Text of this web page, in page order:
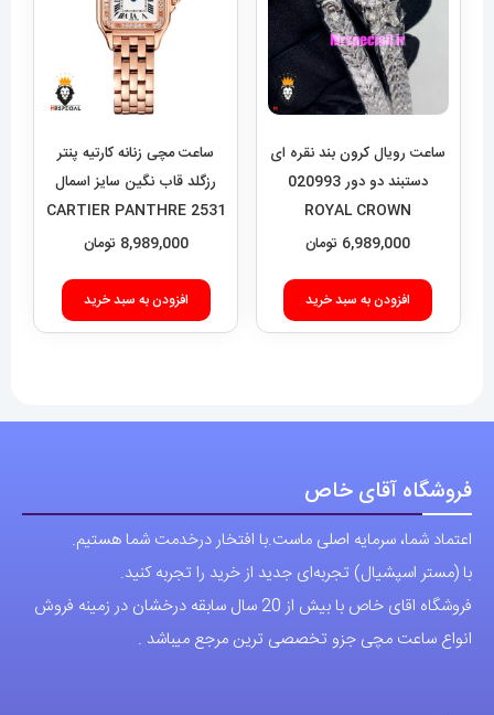
ساعت رویال کرون بند نقره ای
دستبند دو دور 020993
ROYAL CROWN
6,989,000 تومان
افزودن به سبد خرید
ساعت مچی زنانه کارتیه پنتر
رزگلد قاب نگین سایز اسمال
CARTIER PANTHRE 2531
8,989,000 تومان
افزودن به سبد خرید
فروشگاه آقای خاص
اعتماد شما، سرمایه اصلی ماست.با افتخار درخدمت شما هستیم.
با (مستر اسپشیال) تجربه‌ای جدید از خرید را تجربه کنید.
فروشگاه اقای خاص با بیش از 20 سال سابقه درخشان در زمینه فروش
انواع ساعت مچی جزو تخصصی ترین مرجع میباشد .